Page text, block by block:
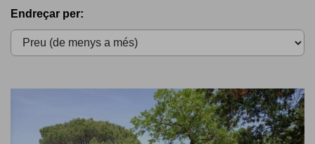
Endreçar per: